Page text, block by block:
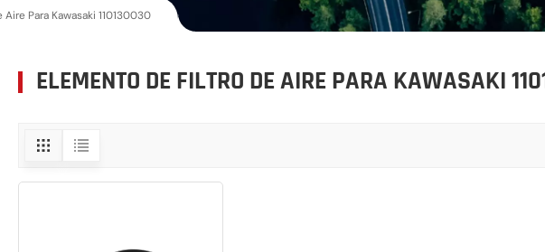
Para Kawasaki 110130030
ELEMENTO DE FILTRO DE AIRE PARA KAWASAKI